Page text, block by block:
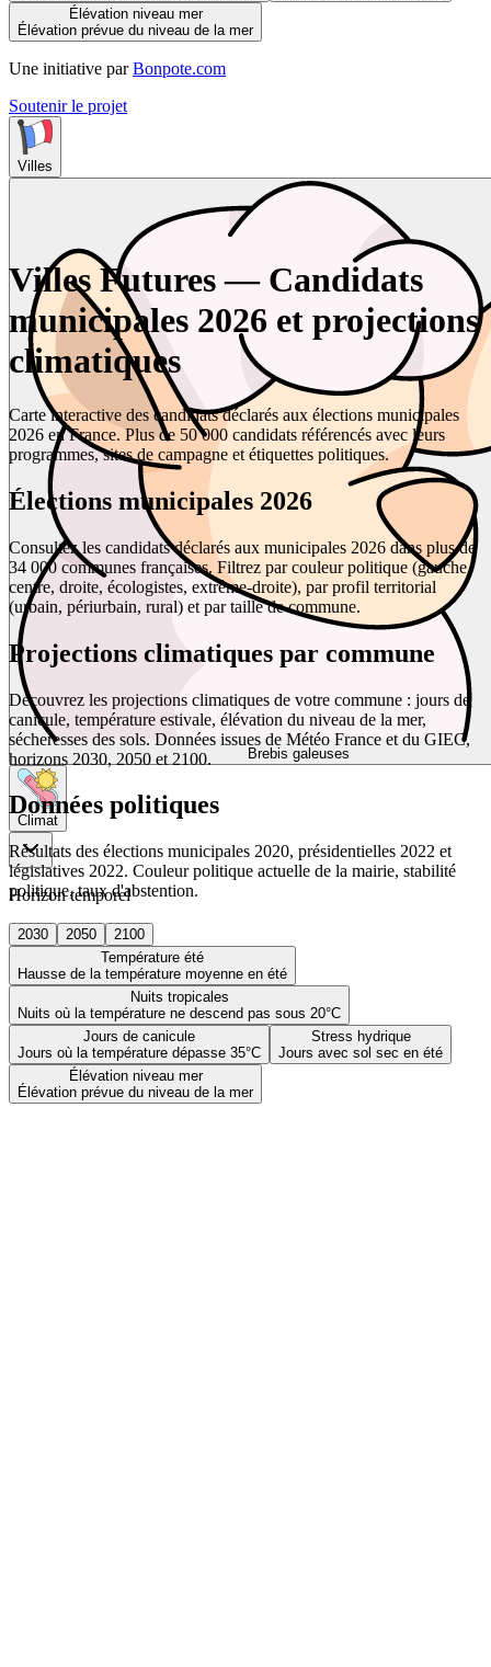
Élévation niveau mer
Élévation prévue du niveau de la mer
Une initiative par Bonpote.com
Soutenir le projet
Villes
Brebis galeuses
Climat
Horizon temporel
2030 2050
2100
Température été
Hausse de la température moyenne en été
Nuits tropicales
Nuits où la température ne descend pas sous 20°C
Jours de canicule
Jours où la température dépasse 35°C
Stress hydrique
Jours avec sol sec en été
Élévation niveau mer
Élévation prévue du niveau de la mer
Villes Futures — Candidats
municipales 2026 et projections
climatiques
Carte interactive des candidats déclarés aux élections municipales
2026 en France. Plus de 50 000 candidats référencés avec leurs
programmes, sites de campagne et étiquettes politiques.
Élections municipales 2026
Consultez les candidats déclarés aux municipales 2026 dans plus de
34 000 communes françaises. Filtrez par couleur politique (gauche,
centre, droite, écologistes, extrême-droite), par profil territorial
(urbain, périurbain, rural) et par taille de commune.
Projections climatiques par commune
Découvrez les projections climatiques de votre commune : jours de
canicule, température estivale, élévation du niveau de la mer,
sécheresses des sols. Données issues de Météo France et du GIEC,
horizons 2030, 2050 et 2100.
Données politiques
Résultats des élections municipales 2020, présidentielles 2022 et
législatives 2022. Couleur politique actuelle de la mairie, stabilité
politique, taux d'abstention.